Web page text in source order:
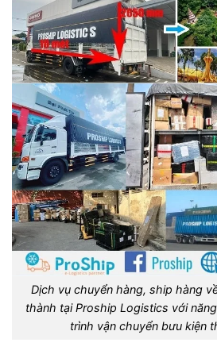
Dịch vụ chuyển hàng, ship hàng
thành tại Proship Logistics với
trình vận chuyển bưu kiện